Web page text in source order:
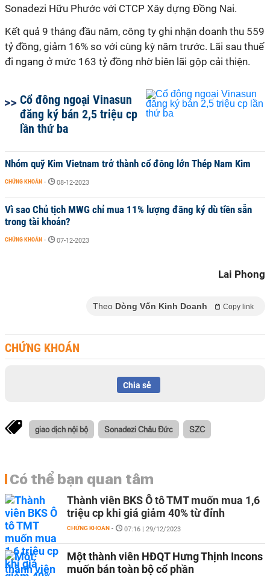
Sonadezi Hữu Phước với CTCP Xây dựng Đồng Nai.
Kết quả 9 tháng đầu năm, công ty ghi nhận doanh thu 559
tỷ đồng, giảm 16% so với cùng kỳ năm trước. Lãi sau thuế
đi ngang ở mức 163 tỷ đồng nhờ biên lãi gộp cải thiện.
Cổ đông ngoại Vinasun
đăng ký bán 2,5 triệu cp
lần thứ ba
Nhóm quỹ Kim Vietnam trở thành cổ đông lớn Thép Nam Kim
CHỨNG KHOÁN - 08-12-2023
Vì sao Chủ tịch MWG chỉ mua 11% lượng đăng ký dù tiền sẵn
trong tài khoản?
CHỨNG KHOÁN - 07-12-2023
Lai Phong
Theo Dòng Vốn Kinh Doanh Copy link
CHỨNG KHOÁN
Chia sẻ
giao dịch nội bộ Sonadezi Châu Đức SZC
Có thể bạn quan tâm
Thành viên BKS Ô tô TMT muốn mua 1,6
triệu cp khi giá giảm 40% từ đỉnh
CHỨNG KHOÁN - 07:16 | 29/12/2023
Một thành viên HĐQT Hưng Thịnh Incons
muốn bán toàn bộ cổ phần